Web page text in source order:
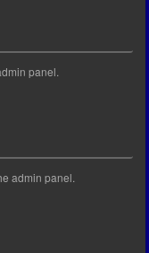
panel.
admin panel.